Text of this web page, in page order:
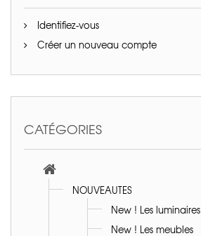
Identifiez-vous
Créer un nouveau compte
CATÉGORIES
NOUVEAUTES
New ! Les luminaires
New ! Les meubles